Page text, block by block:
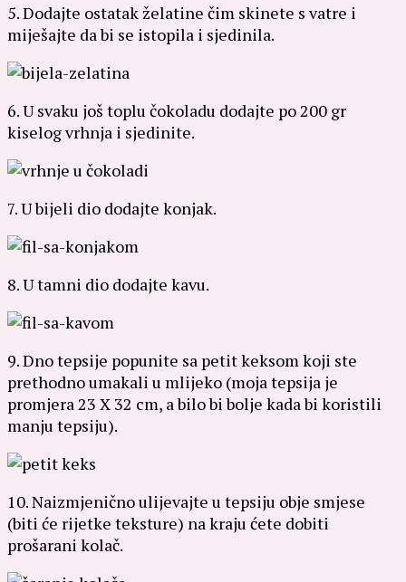
5. Dodajte ostatak želatine čim skinete s vatre i
miješajte da bi se istopila i sjedinila.
6. U svaku još toplu čokoladu dodajte po 200 gr
kiselog vrhnja i sjedinite.
7. U bijeli dio dodajte konjak.
8. U tamni dio dodajte kavu.
9. Dno tepsije popunite sa petit keksom koji ste
prethodno umakali u mlijeko (moja tepsija je
promjera 23 X 32 cm, a bilo bi bolje kada bi koristili
manju tepsiju).
10. Naizmjenično ulijevajte u tepsiju obje smjese
(biti će rijetke teksture) na kraju ćete dobiti
prošarani kolač.